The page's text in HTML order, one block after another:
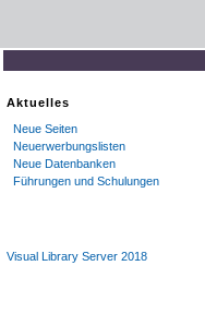
Aktuelles
Neue Seiten
Neuerwerbungslisten
Neue Datenbanken
Führungen und Schulungen
Visual Library Server 2018